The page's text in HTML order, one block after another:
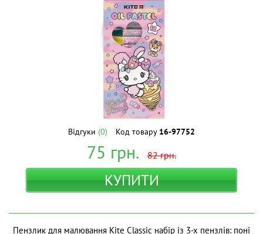
Відгуки (0) Код товару 16-97752
75 грн. 82грн.
КУПИТИ
Пензлик для малювання Kite Classic набір із 3-х пензлів: поні